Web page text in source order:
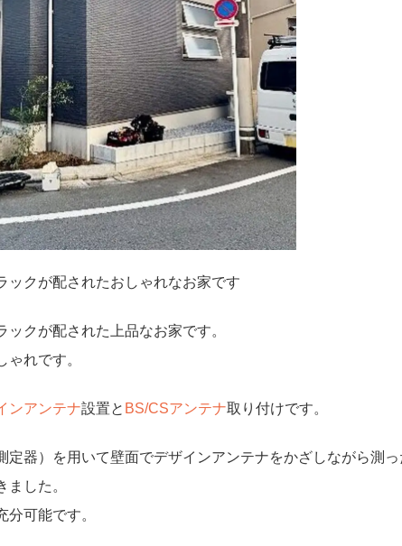
ックが配されたおしゃれなお家です
クが配された上品なお家です。
れです。
ンアンテナ設置と BS/CSアンテナ取り付けです。
定器）を用いて壁面でデザインアンテナをかざしながら測っ
した。
可能です。